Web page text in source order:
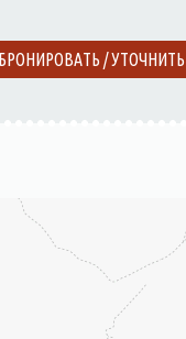
БРОНИРОВАТЬ / УТОЧНИТЬ